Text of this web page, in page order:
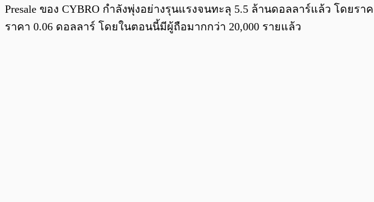
Presale ของ CYBRO กำลังพุ่งอย่างรุนแรงจนทะลุ 5.5 ล้านดอลลาร์แล้ว โดยร
ราคา 0.06 ดอลลาร์ โดยในตอนนี้มีผู้ถือมากกว่า 20,000 รายแล้ว